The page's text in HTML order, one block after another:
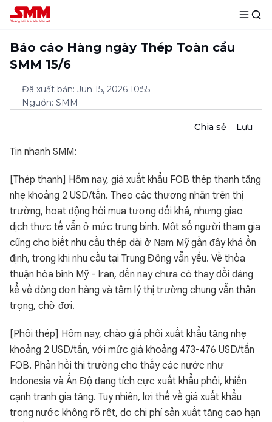
Báo cáo Hàng ngày Thép Toàn cầu
SMM 15/6
Đã xuất bản: Jun 15, 2026 10:55
Nguồn: SMM
Chia sẻ Lưu
Tin nhanh SMM:
[Thép thanh] Hôm nay, giá xuất khẩu FOB thép thanh tăng
nhẹ khoảng 2 USD/tấn. Theo các thương nhân trên thị
trường, hoạt động hỏi mua tương đối khá, nhưng giao
dịch thực tế vẫn ở mức trung bình. Một số người tham gia
cũng cho biết nhu cầu thép dài ở Nam Mỹ gần đây khá ổn
định, trong khi nhu cầu tại Trung Đông vẫn yếu. Về thỏa
thuận hòa bình Mỹ - Iran, đến nay chưa có thay đổi đáng
kể về dòng đơn hàng và tâm lý thị trường chung vẫn thận
trọng, chờ đợi.
[Phôi thép] Hôm nay, chào giá phôi xuất khẩu tăng nhẹ
khoảng 2 USD/tấn, với mức giá khoảng 473-476 USD/tấn
FOB. Phản hồi thị trường cho thấy các nước như
Indonesia và Ấn Độ đang tích cực xuất khẩu phôi, khiến
cạnh tranh gia tăng. Tuy nhiên, lợi thế về giá xuất khẩu
trong nước không rõ rệt, do chi phí sản xuất tăng cao hạn